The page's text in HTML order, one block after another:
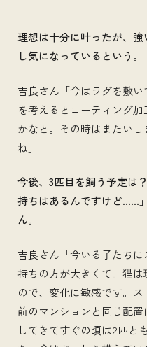
理想は十分に叶ったが、
し気になっているという。
吉良さん「今はラグを敷
を考えるとコーティング
かなと。その時はまたい
ね」
今後、3匹目を飼う予定は
持ちはあるんですけど……
ん。
吉良さん「今いる子たち
持ちの方が大きくて。猫
ので、変化に敏感です。
前のマンションと同じ配
してきてすぐの頃は2匹と